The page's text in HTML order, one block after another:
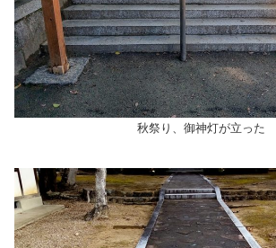
秋祭り、御神灯が立った